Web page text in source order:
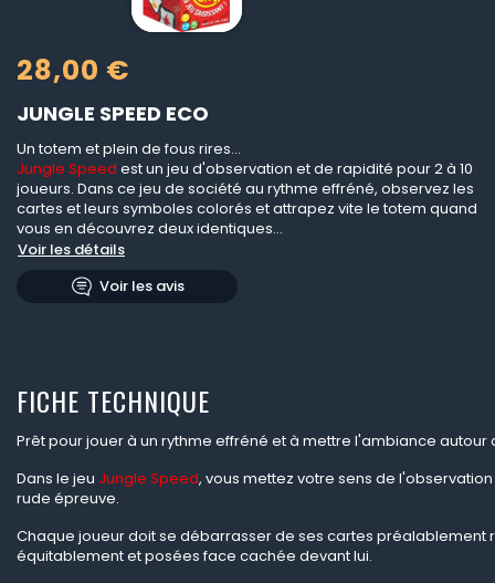
28,00 €
JUNGLE SPEED ECO
Un totem et plein de fous rires...
Jungle Speed est un jeu d'observation et de rapidité pour 2 à 10
joueurs. Dans ce jeu de société au rythme effréné, observez les
cartes et leurs symboles colorés et attrapez vite le totem quand
vous en découvrez deux identiques...
Voir les détails
Voir les avis
FICHE TECHNIQUE
Prêt pour jouer à un rythme effréné et à mettre l'ambiance autour
Dans le jeu Jungle Speed, vous mettez votre sens de
rude épreuve.
Chaque joueur doit se débarrasser de ses cartes préalablement
équitablement et posées face cachée devant lui.